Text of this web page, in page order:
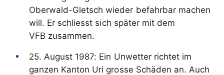
Oberwald-Gletsch wieder befahrbar machen
will. Er schliesst sich später mit dem
VFB zusammen.
25. August 1987: Ein Unwetter richtet im
ganzen Kanton Uri grosse Schäden an. Auch